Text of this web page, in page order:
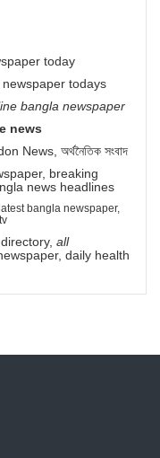
today
todays
bangla newspaper
news
অর্থনৈতিক সংবাদ
breaking
news headlines
bangla newspaper,
all
daily health